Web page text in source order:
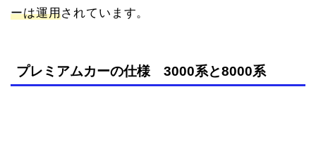
ーは運用されています。
プレミアムカーの仕様 3000系と8000系